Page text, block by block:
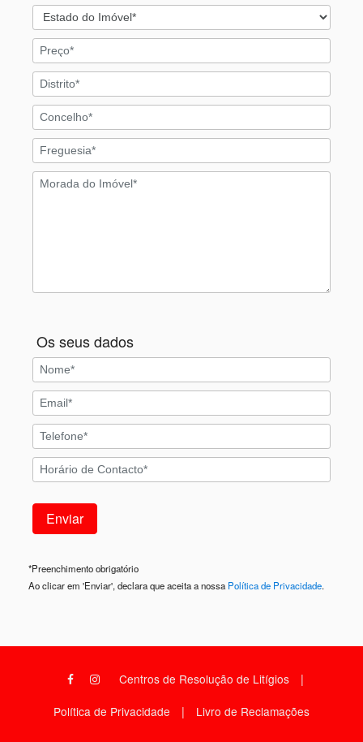
Os seus dados
*Preenchimento obrigatório
Ao clicar em 'Enviar', declara que aceita a nossa Política de Privacidade.
Centros de Resolução de Litígios |
Política de Privacidade | Livro de Reclamações